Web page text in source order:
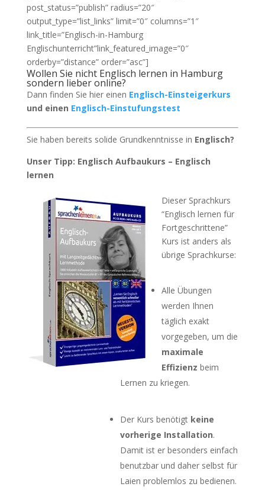
post_status=”publish” radius=”20″
output_type=”list_links” limit=”0″ columns=”1″
link_title=”Englisch-in-Hamburg
Englischunterricht”link_featured_image=”0″
orderby=”distance” order=”asc”]
Wollen Sie nicht Englisch lernen in Hamburg
sondern lieber online?
Dann finden Sie hier einen Englisch-Einsteigerkurs
und einen Englisch-Einstufungstest
Sie haben bereits solide Grundkenntnisse in Englisch?
Unser Tipp: Englisch Aufbaukurs – Englisch
lernen
Dieser Sprachkurs
“Englisch lernen für
Fortgeschrittene”
Kurs ist anders als
übrige Sprachkurse:
Alle Übungen
werden Ihnen
täglich exakt
vorgegeben, um die
maximale
Effizienz beim
Lernen zu kriegen.
Der Kurs benötigt keine
vorherige Installation.
Damit ist er besonders einfach
benutzbar und daher selbst für
Laien problemlos zu bedienen.